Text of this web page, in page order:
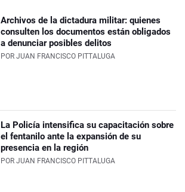
Archivos de la dictadura militar: quienes
consulten los documentos están obligados
a denunciar posibles delitos
POR JUAN FRANCISCO PITTALUGA
La Policía intensifica su capacitación sobre
el fentanilo ante la expansión de su
presencia en la región
POR JUAN FRANCISCO PITTALUGA